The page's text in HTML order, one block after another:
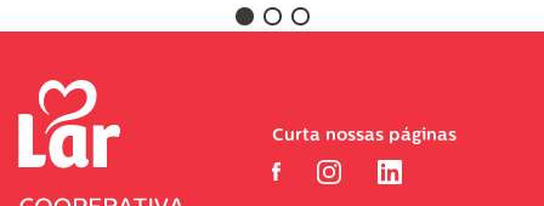
Curta nossas páginas